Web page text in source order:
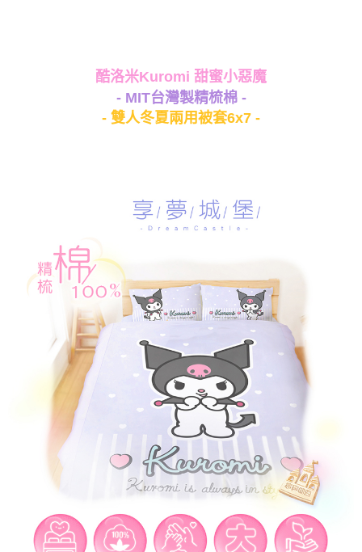
每筆NT$80，滿NT$699(含以上)免運費
酷洛米Kuromi 甜蜜小惡魔
- MIT台灣製精梳棉 -
- 雙人冬夏兩用被套6x7 -